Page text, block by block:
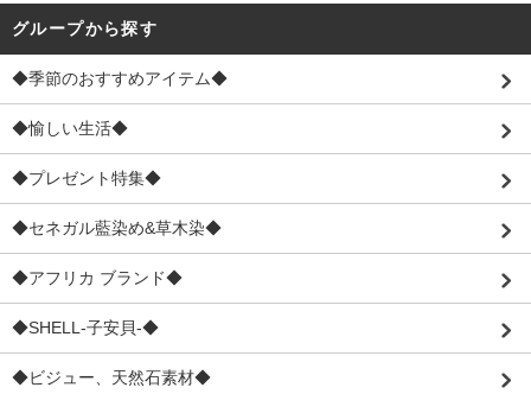
グループから探す
◆季節のおすすめアイテム◆
◆愉しい生活◆
◆プレゼント特集◆
◆セネガル藍染め&草木染◆
◆アフリカ ブランド◆
◆SHELL-子安貝-◆
◆ビジュー、天然石素材◆